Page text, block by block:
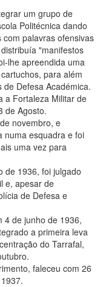
um grupo de
Politécnica dando
palavras ofensivas
"manifestos
lhe apreendida uma
para além
Defesa Académica.
a Fortaleza Militar de
de Agosto.
novembro, e
numa esquadra e foi
uma vez para
de 1936, foi julgado
e, apesar de
de Defesa e
4 de junho de 1936,
a primeira leva
do Tarrafal,
faleceu com 26